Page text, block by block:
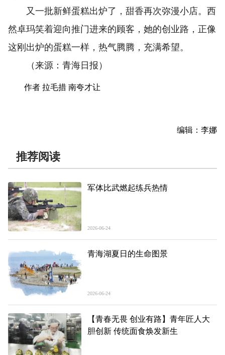
又一批新鲜蛋糕出炉了，甜香再次弥漫小店。西
然卓玛笑着迎向推门进来的顾客，她的创业路，正像
这刚出炉的蛋糕一样，热气腾腾，充满希望。
（来源：青海日报）
作者 拉毛措 南夸才让
编辑：李娜
推荐阅读
军体比武燃起练兵热情
2026-06-24
青海湖夏日的生命图景
2026-06-24
【青春无畏 创业有路】青年匠人大
胆创新 传统面食焕发新生